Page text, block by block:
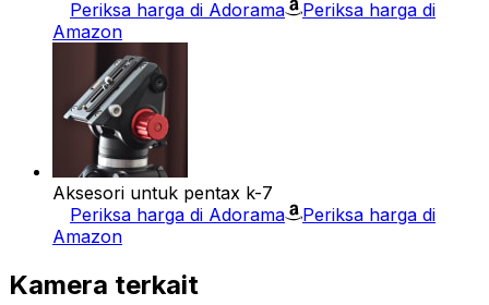
Periksa harga di Adorama
Periksa harga di
Amazon
Aksesori untuk pentax k-7
Periksa harga di Adorama
Periksa harga di
Amazon
Kamera terkait